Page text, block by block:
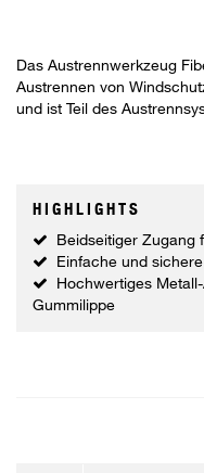
Das Austrennwerkzeug
Austrennen von
und ist Teil des
HIGHLIGHTS
Beidseitiger Zugang
Einfache und
Hochwertiges
Gummilippe